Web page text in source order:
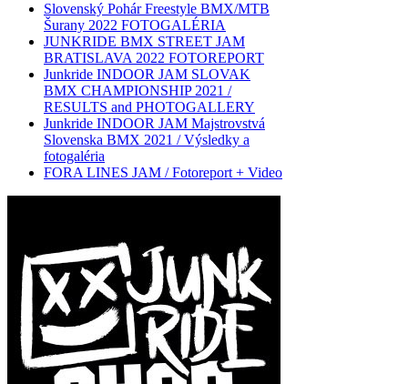
Slovenský Pohár Freestyle BMX/MTB
Šurany 2022 FOTOGALÉRIA
JUNKRIDE BMX STREET JAM
BRATISLAVA 2022 FOTOREPORT
Junkride INDOOR JAM SLOVAK
BMX CHAMPIONSHIP 2021 /
RESULTS and PHOTOGALLERY
Junkride INDOOR JAM Majstrovstvá
Slovenska BMX 2021 / Výsledky a
fotogaléria
FORA LINES JAM / Fotoreport + Video